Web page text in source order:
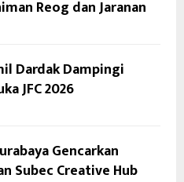
Reog dan Jaranan
Dardak Dampingi
JFC 2026
Gencarkan
Subec Creative Hub